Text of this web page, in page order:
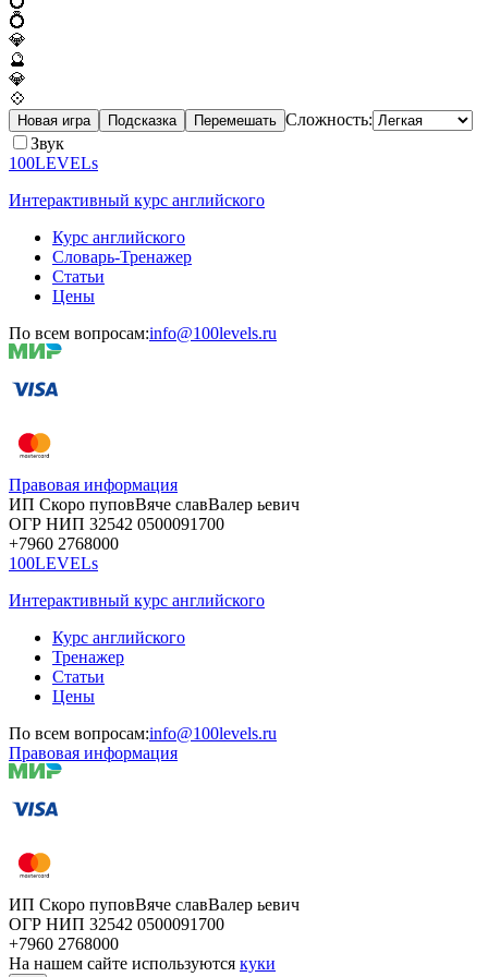
💍
💎
🔮
💎
💠
Новая игра Подсказка Перемешать Сложность:
Звук
100LEVELs
Интерактивный курс английского
Курс английского
Словарь-Тренажер
Статьи
Цены
По всем вопросам:info@100levels.ru
Правовая информация
ИП Скоро пуповВяче славВалер ьевич
ОГР НИП 32542 0500091700
+7960 2768000
100LEVELs
Интерактивный курс английского
Курс английского
Тренажер
Статьи
Цены
По всем вопросам:info@100levels.ru
Правовая информация
ИП Скоро пуповВяче славВалер ьевич
ОГР НИП 32542 0500091700
+7960 2768000
На нашем сайте используются куки